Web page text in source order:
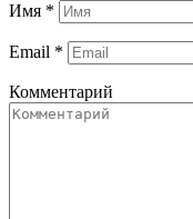
Имя *
Email *
Комментарий